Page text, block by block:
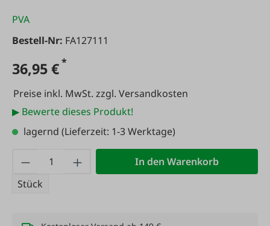
PVA
Bestell-Nr: FA127111
36,95 €*
Preise inkl. MwSt. zzgl. Versandkosten
▶ Bewerte dieses Produkt!
lagernd (Lieferzeit: 1-3 Werktage)
Produkt Anzahl: Gib den gewünschten
Stück
In den Warenkorb